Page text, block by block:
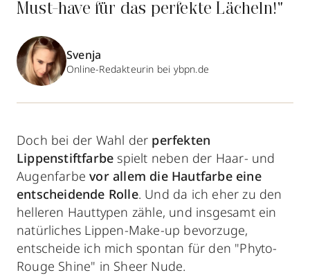
Must-have für das perfekte Lächeln!"
Svenja
Online-Redakteurin bei ybpn.de
Doch bei der Wahl der perfekten
Lippenstiftfarbe spielt neben der Haar- und
Augenfarbevor allem die Hautfarbe eine
entscheidende Rolle. Und da ich eher zu den
helleren Hauttypen zähle, und insgesamt ein
natürliches Lippen-Make-up bevorzuge,
entscheide ich mich spontan für den "Phyto-
Rouge Shine" in Sheer Nude.